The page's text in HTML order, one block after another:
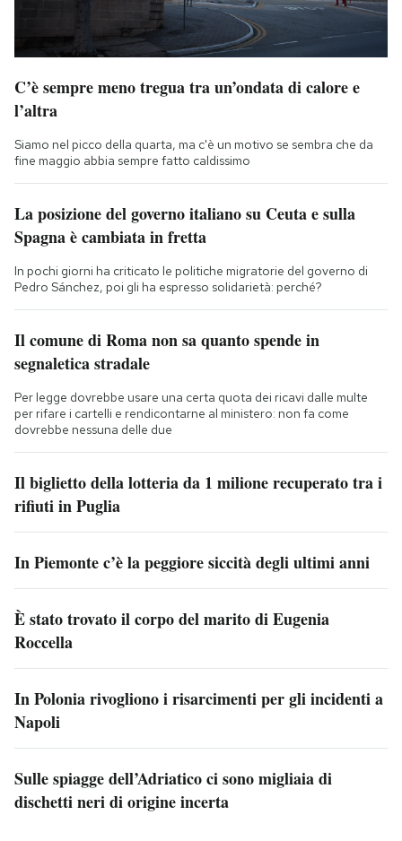
C’è sempre meno tregua tra un’ondata di calore e
l’altra
Siamo nel picco della quarta, ma c'è un motivo se sembra che da
fine maggio abbia sempre fatto caldissimo
La posizione del governo italiano su Ceuta e sulla
Spagna è cambiata in fretta
In pochi giorni ha criticato le politiche migratorie del governo di
Pedro Sánchez, poi gli ha espresso solidarietà: perché?
Il comune di Roma non sa quanto spende in
segnaletica stradale
Per legge dovrebbe usare una certa quota dei ricavi dalle multe
per rifare i cartelli e rendicontarne al ministero: non fa come
dovrebbe nessuna delle due
Il biglietto della lotteria da 1 milione recuperato tra i
rifiuti in Puglia
In Piemonte c’è la peggiore siccità degli ultimi anni
È stato trovato il corpo del marito di Eugenia
Roccella
In Polonia rivogliono i risarcimenti per gli incidenti a
Napoli
Sulle spiagge dell’Adriatico ci sono migliaia di
dischetti neri di origine incerta